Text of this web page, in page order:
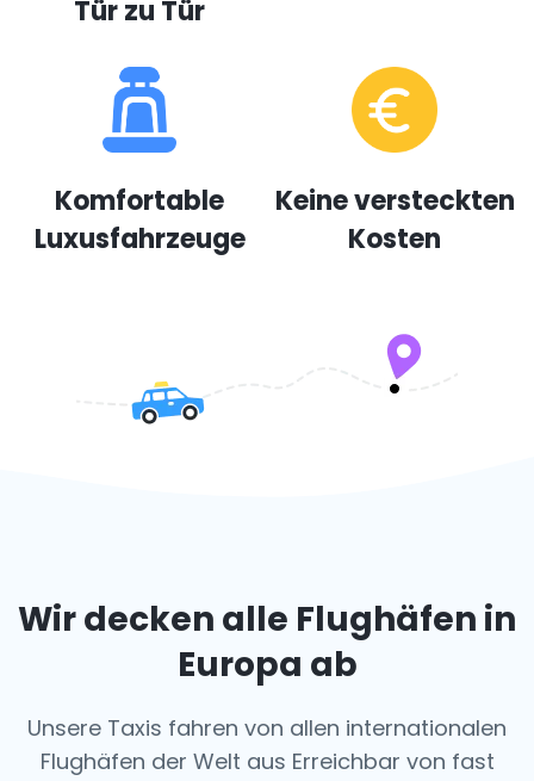
Tür zu Tür
Komfortable
Luxusfahrzeuge
Keine versteckten
Kosten
Wir decken alle Flughäfen in
Europa ab
Unsere Taxis fahren von allen internationalen
Flughäfen der Welt aus Erreichbar von fast